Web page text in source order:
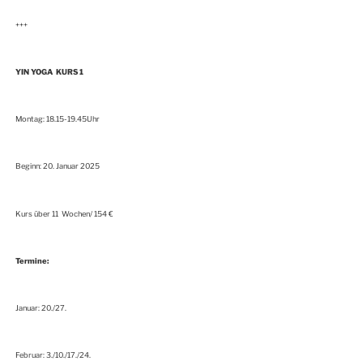
+++
YIN YOGA KURS 1
Montag: 18.15-19.45Uhr
Beginn: 20. Januar 2025
Kurs über 11 Wochen/ 154 €
Termine:
Januar: 20./27.
Februar: 3./10./17./24.